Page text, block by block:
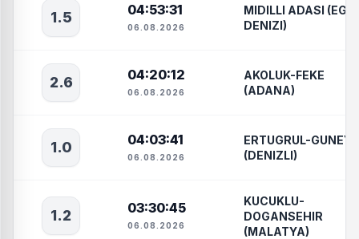
1.5 04:53:31
06.08.2026
MIDILLI ADASI (EGE
DENIZI)
2.6 04:20:12
06.08.2026
AKOLUK-FEKE
(ADANA)
1.0 04:03:41
06.08.2026
ERTUGRUL-GUNEY
(DENIZLI)
1.2 03:30:45
06.08.2026
KUCUKLU-
DOGANSEHIR
(MALATYA)